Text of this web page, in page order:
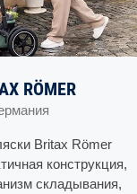
RÖMER
Britax Römer
конструкция,
складывания,